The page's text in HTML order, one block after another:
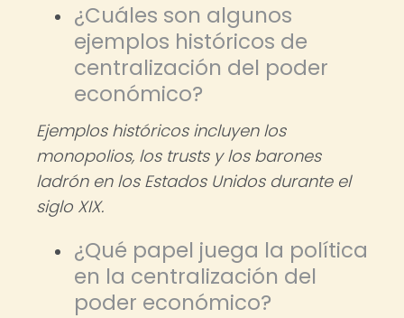
¿Cuáles son algunos
ejemplos históricos de
centralización del poder
económico?
Ejemplos históricos incluyen los
monopolios, los trusts y los barones
ladrón en los Estados Unidos durante el
siglo XIX.
¿Qué papel juega la política
en la centralización del
poder económico?